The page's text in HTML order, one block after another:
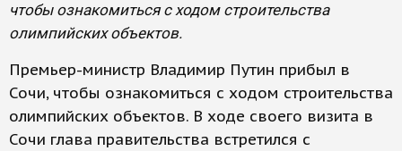
чтобы ознакомиться с ходом строительства
олимпийских объектов.
Премьер-министр Владимир Путин прибыл в
Сочи, чтобы ознакомиться с ходом строительства
олимпийских объектов. В ходе своего визита в
Сочи глава правительства встретился с